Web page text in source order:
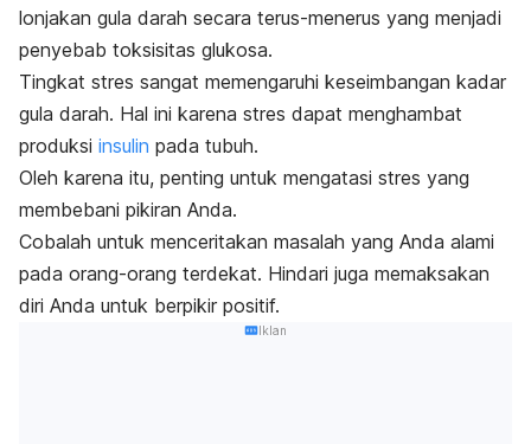
lonjakan gula darah secara terus-menerus yang menjadi
penyebab toksisitas glukosa.
Tingkat stres sangat memengaruhi keseimbangan kadar
gula darah. Hal ini karena stres dapat menghambat
produksi insulin pada tubuh.
Oleh karena itu, penting untuk mengatasi stres yang
membebani pikiran Anda.
Cobalah untuk menceritakan masalah yang Anda alami
pada orang-orang terdekat. Hindari juga memaksakan
diri Anda untuk berpikir positif.
Iklan